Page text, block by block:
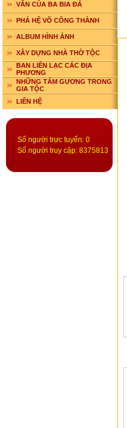
VĂN CỦA BA BIA ĐÁ
PHẢ HỆ VÕ CÔNG THÀNH
ALBUM HÌNH ẢNH
XÂY DỰNG NHÀ THỜ TỘC
BAN LIÊN LẠC CÁC ĐỊA
PHƯƠNG
NHỮNG TẤM GƯƠNG TRONG
GIA TỘC
LIÊN HỆ
Số người trực tuyến: 0
Số người truy cập: 8375813